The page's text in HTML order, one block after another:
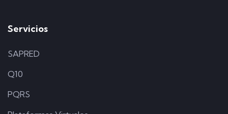
Servicios
SAPRED
Q10
PQRS